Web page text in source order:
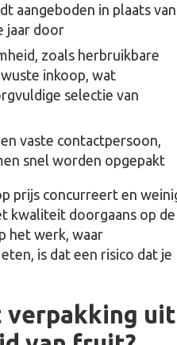
aangeboden in plaats van
jaar door
zoals herbruikbare
inkoop, wat
selectie van
vaste contactpersoon,
snel worden opgepakt
prijs concurreert en
kwaliteit doorgaans op de
het werk, waar
is dat een risico dat je
verpakking uit